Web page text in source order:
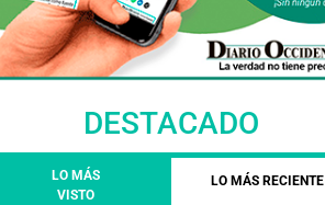
DESTACADO
LO MÁS
VISTO
LO MÁS RECIENTE